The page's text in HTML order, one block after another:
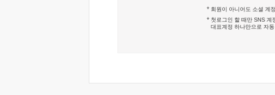
회원이 아니어도 소셜 계
첫로그인 할 때만 SNS 계
대표계정 하나만으로 자